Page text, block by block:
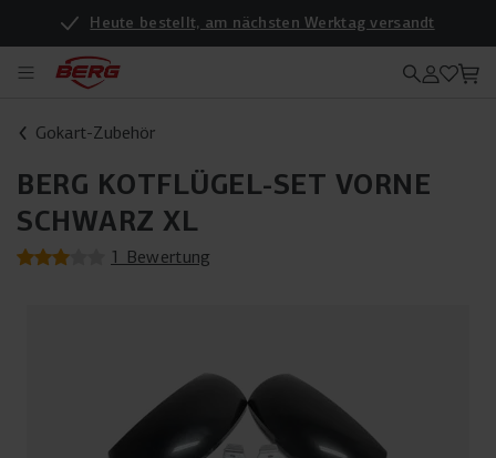
Heute bestellt, am nächsten Werktag versandt
Gokart-Zubehör
BERG KOTFLÜGEL-SET VORNE
SCHWARZ XL
1 Bewertung